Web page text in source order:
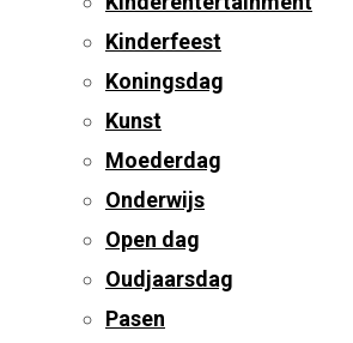
Kinderfeest
Koningsdag
Kunst
Moederdag
Onderwijs
Open dag
Oudjaarsdag
Pasen